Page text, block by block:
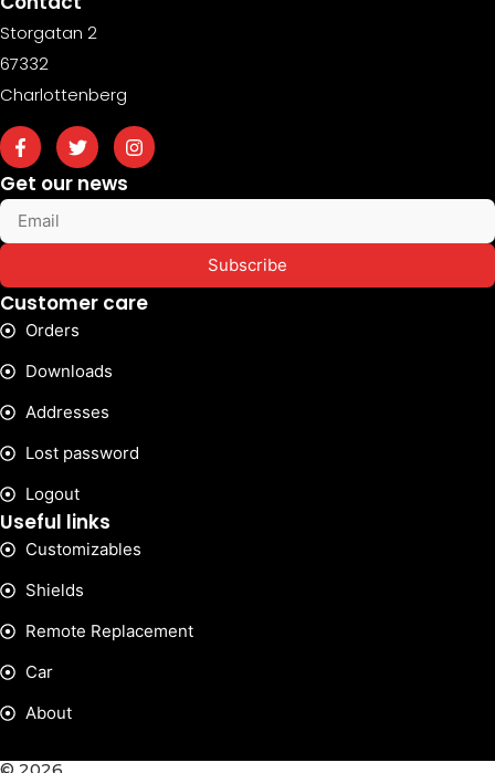
Storgatan 2
67332
Charlottenberg
Get our news
Subscribe
Customer care
Orders
Downloads
Addresses
Lost password
Logout
Useful links
Customizables
Shields
Remote Replacement
Car
About